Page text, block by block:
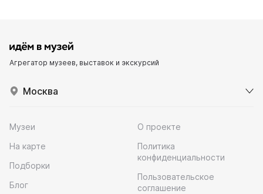
Агрегатор музеев, выставок и экскурсий
Москва
Музеи
На карте
Подборки
Блог
О проекте
Политика
конфиденциальности
Пользовательское
соглашение